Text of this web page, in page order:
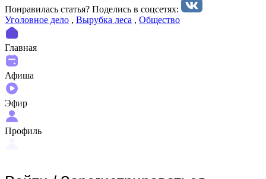
Понравилась статья? Поделиcь в соцсетях:
Уголовное дело , Вырубка леса , Общество
Главная
Афиша
Эфир
Профиль